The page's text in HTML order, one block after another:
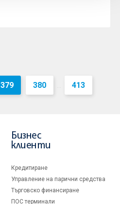
379 380 ... 413
Бизнес
клиенти
Кредитиране
Управление на парични средства
Търговско финансиране
ПОС терминали